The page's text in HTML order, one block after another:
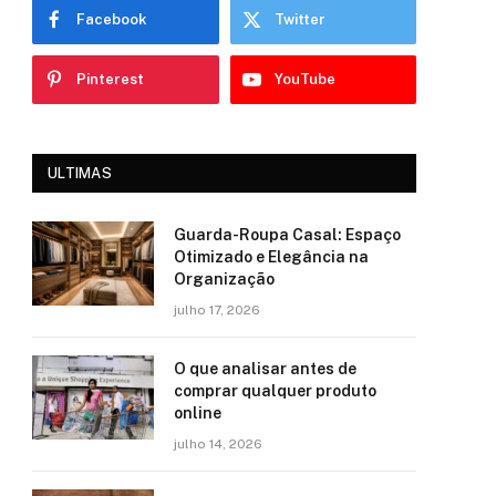
Facebook Twitter
Pinterest YouTube
ULTIMAS
Guarda-Roupa Casal: Espaço
Otimizado e Elegância na
Organização
julho 17, 2026
O que analisar antes de
comprar qualquer produto
online
julho 14, 2026